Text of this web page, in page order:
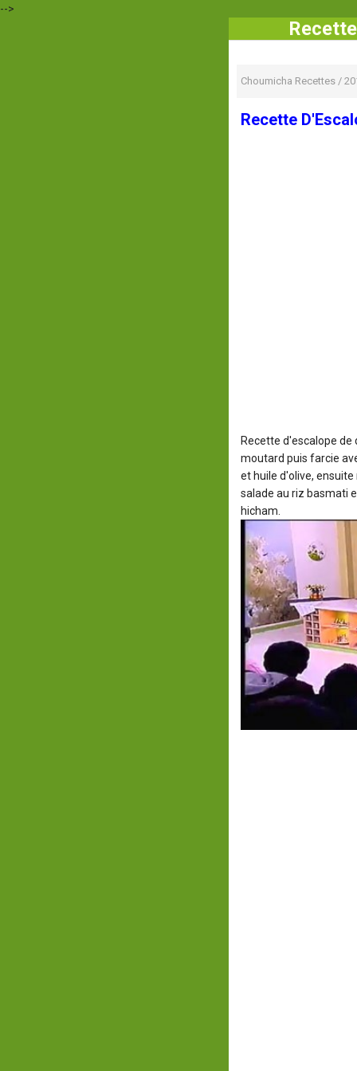
-->
Choumicha Recettes /
Recette
Recette d'escalope
moutard puis farcie
et huile d'olive,
salade au riz basmati
hicham.